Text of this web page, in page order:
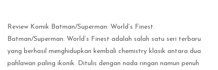
Review Komik Batman/Superman: World’s Finest.
Batman/Superman: World’s Finest adalah salah satu seri terbaru
yang berhasil menghidupkan kembali chemistry klasik antara dua
pahlawan paling ikonik. Ditulis dengan nada ringan namun penuh